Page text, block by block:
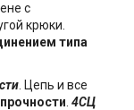
с
крюки.
типа
. Цепь и все
4СЦ